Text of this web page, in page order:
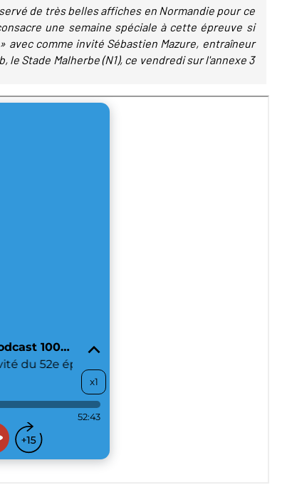
de très belles affiches en Normandie pour ce
une semaine spéciale à cette épreuve si
avec comme invité Sébastien Mazure, entraîneur
le Stade Malherbe (N1), ce vendredi sur l'annexe 3